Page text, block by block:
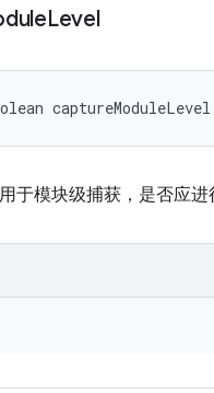
Level
于模块级捕获，是否应进